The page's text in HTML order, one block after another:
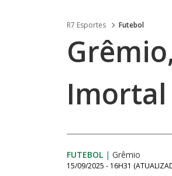
R7 Esportes Futebol
Imortal
FUTEBOL | Grêmio
15/09/2025 - 16H31